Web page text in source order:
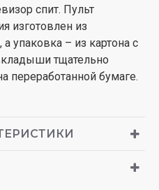
спит. Пульт
изготовлен из
а упаковка – из картона с
тщательно
переработанной бумаге.